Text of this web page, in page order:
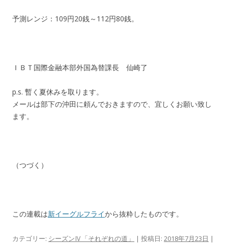
予測レンジ：109円20銭～112円80銭。
ＩＢＴ国際金融本部外国為替課長 仙崎了
p.s. 暫く夏休みを取ります。
メールは部下の沖田に頼んでおきますので、宜しくお願い致し
ます。
（つづく）
この連載は新イーグルフライから抜粋したものです。
カテゴリー: シーズンⅣ「それぞれの道」 | 投稿日: 2018年7月23日 |